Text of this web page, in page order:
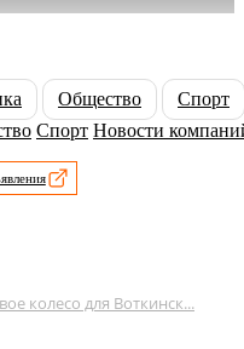
Общество
Спорт
Спорт Новости
колесо для Воткинск...